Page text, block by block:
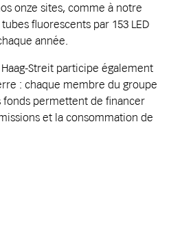
onze sites, comme à notre
fluorescents par 153 LED
année.
Streit participe également
: chaque membre du groupe
fonds permettent de financer
et la consommation de